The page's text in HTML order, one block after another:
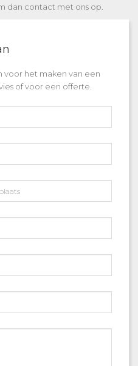
dan contact met ons op.
voor het maken van een
of voor een offerte.